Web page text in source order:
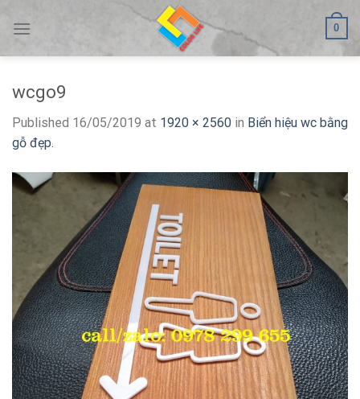
0
wcgo9
Published 16/05/2019 at 1920 × 2560 in Biển hiệu wc bằng
gỗ đẹp.